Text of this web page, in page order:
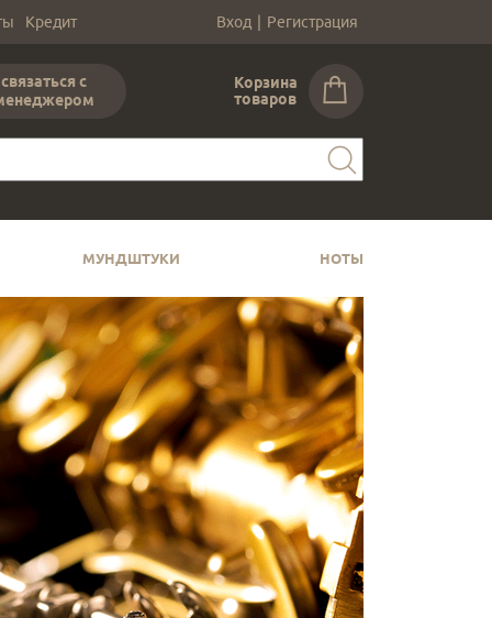
Кредит Вход | Регистрация
связаться с
Корзина
товаров
МУНДШТУКИ НОТЫ